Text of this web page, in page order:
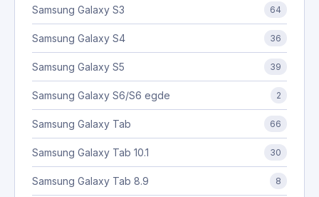
Samsung Galaxy S3 64
Samsung Galaxy S4 36
Samsung Galaxy S5 39
Samsung Galaxy S6/S6 egde 2
Samsung Galaxy Tab 66
Samsung Galaxy Tab 10.1 30
Samsung Galaxy Tab 8.9 8